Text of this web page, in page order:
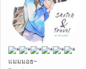
แมมมอธ~